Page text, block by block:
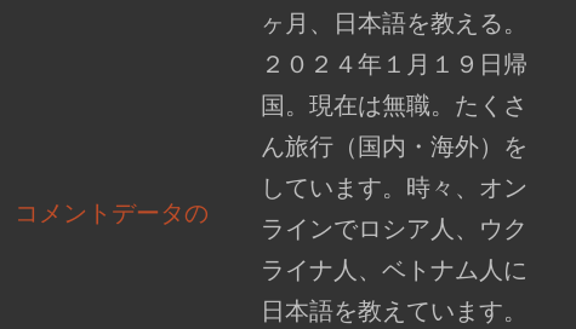
コメントデータの
ヶ月、日本語を教える。
２０２４年１月１９日帰
国。現在は無職。たくさ
ん旅行（国内・海外）を
しています。時々、オン
ラインでロシア人、ウク
ライナ人、ベトナム人に
日本語を教えています。